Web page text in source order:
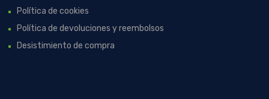
Política de cookies
Política de devoluciones y reembolsos
Desistimiento de compra